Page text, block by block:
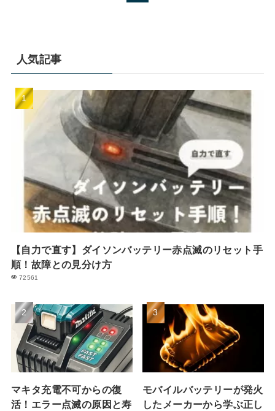
人気記事
【自力で直す】ダイソンバッテリー赤点滅のリセット手
順！故障との見分け方
72561
マキタ充電不可からの復
活！エラー点滅の原因と寿
モバイルバッテリーが発火
したメーカーから学ぶ正し